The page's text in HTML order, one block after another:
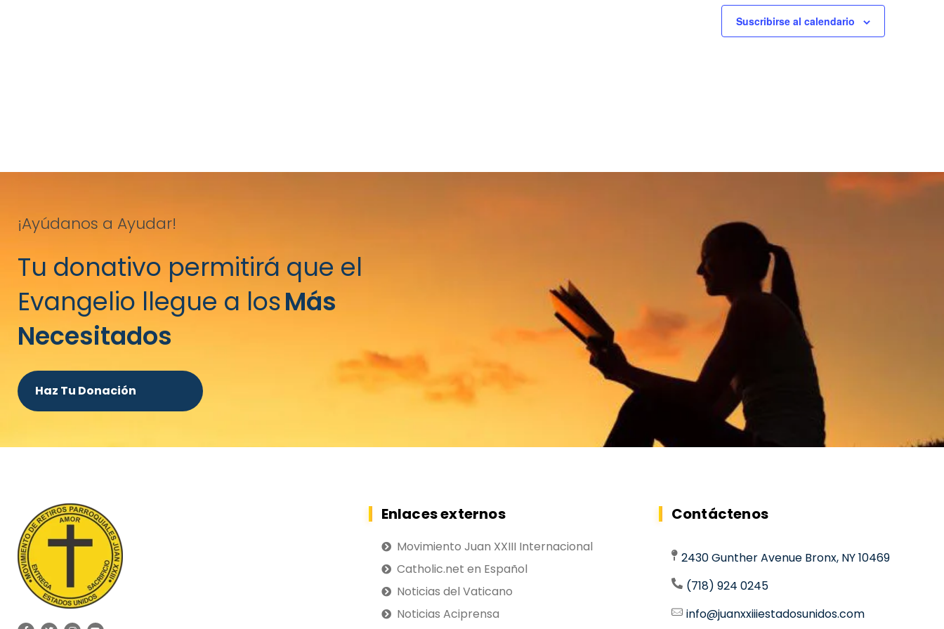
Suscribirse al calendario
¡Ayúdanos a Ayudar!
Tu donativo permitirá que el
Evangelio llegue a losMás
Necesitados
Haz Tu Donación
Enlaces externos
Movimiento Juan XXIII Internacional
Catholic.net en Español
Noticias del Vaticano
Noticias Aciprensa
Contáctenos
2430 Gunther Avenue Bronx, NY 10469
(718) 924 0245
info@juanxxiiiestadosunidos.com